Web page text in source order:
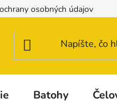
osobných údajov
Batohy